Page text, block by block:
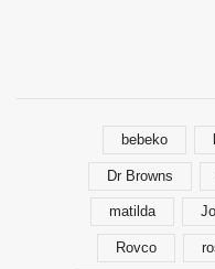
bebeko
Dr Browns
matilda
Rovco